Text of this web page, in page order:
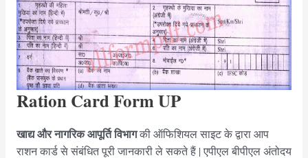
Ration Card FormUP
खाद्य और नागरिक आपूर्ति विभागकी ऑफिशियल साइट के द्वारा आप
राशन कार्ड से संबंधित पूरी जानकारी ले सकते हैं | एपीएल बीपीएल अंतोदय